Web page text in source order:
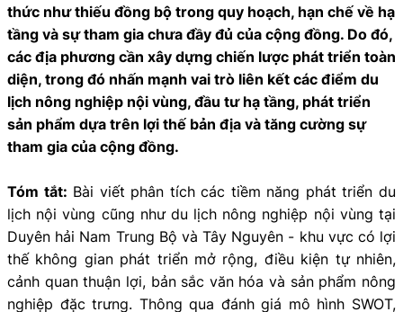
thức như thiếu đồng bộ trong quy hoạch, hạn chế về hạ
tầng và sự tham gia chưa đầy đủ của cộng đồng. Do đó,
các địa phương cần xây dựng chiến lược phát triển toàn
diện, trong đó nhấn mạnh vai trò liên kết các điểm du
lịch nông nghiệp nội vùng, đầu tư hạ tầng, phát triển
sản phẩm dựa trên lợi thế bản địa và tăng cường sự
tham gia của cộng đồng.
Tóm tắt: Bài viết phân tích các tiềm năng phát triển du
lịch nội vùng cũng như du lịch nông nghiệp nội vùng tại
Duyên hải Nam Trung Bộ và Tây Nguyên - khu vực có lợi
thế không gian phát triển mở rộng, điều kiện tự nhiên,
cảnh quan thuận lợi, bản sắc văn hóa và sản phẩm nông
nghiệp đặc trưng. Thông qua đánh giá mô hình SWOT,